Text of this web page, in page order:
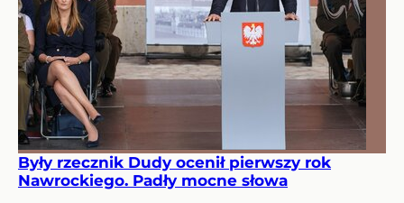
Były rzecznik Dudy ocenił pierwszy rok
Nawrockiego. Padły mocne słowa